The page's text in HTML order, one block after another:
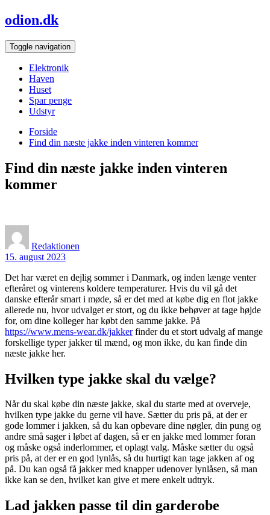
Skip
to
content
odion.dk
Toggle navigation
Elektronik
Haven
Huset
Spar penge
Udstyr
Forside
Find din næste jakke inden vinteren kommer
Find din næste jakke inden vinteren
kommer
Redaktionen
15. august 2023
Det har været en dejlig sommer i Danmark, og inden længe venter
efteråret og vinterens koldere temperaturer. Hvis du vil gå det
danske efterår smart i møde, så er det med at købe dig en flot jakke
allerede nu, hvor udvalget er stort, og du ikke behøver at tage højde
for, om dine kolleger har købt den samme jakke. På
https://www.mens-wear.dk/jakkerfinder du et stort udvalg af mange
forskellige typer jakker til mænd, og mon ikke, du kan finde din
næste jakke her.
Hvilken type jakke skal du vælge?
Når du skal købe din næste jakke, skal du starte med at overveje,
hvilken type jakke du gerne vil have. Sætter du pris på, at der er
gode lommer i jakken, så du kan opbevare dine nøgler, din pung og
andre små sager i løbet af dagen, så er en jakke med lommer foran
og måske også inderlommer, et oplagt valg. Måske sætter du også
pris på, at der er en god lynlås, så du hurtigt kan tage jakken af og
på. Du kan også få jakker med knapper udenover lynlåsen, så man
ikke kan se den, hvilket kan give et mere enkelt udtryk.
Lad jakken passe til din garderobe